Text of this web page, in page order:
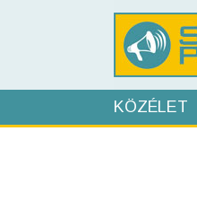
KÖZÉLET